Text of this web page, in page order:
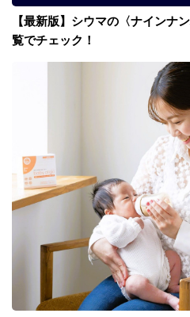
【最新版】シウマの〈ナインナ
覧でチェック！